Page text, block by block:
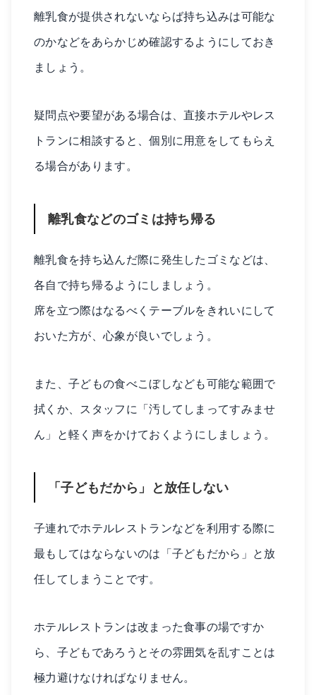
離乳食が提供されないならば持ち込みは可能な
のかなどをあらかじめ確認するようにしておき
ましょう。
疑問点や要望がある場合は、直接ホテルやレス
トランに相談すると、個別に用意をしてもらえ
る場合があります。
離乳食などのゴミは持ち帰る
離乳食を持ち込んだ際に発生したゴミなどは、
各自で持ち帰るようにしましょう。
席を立つ際はなるべくテーブルをきれいにして
おいた方が、心象が良いでしょう。
また、子どもの食べこぼしなども可能な範囲で
拭くか、スタッフに「汚してしまってすみませ
ん」と軽く声をかけておくようにしましょう。
「子どもだから」と放任しない
子連れでホテルレストランなどを利用する際に
最もしてはならないのは「子どもだから」と放
任してしまうことです。
ホテルレストランは改まった食事の場ですか
ら、子どもであろうとその雰囲気を乱すことは
極力避けなければなりません。